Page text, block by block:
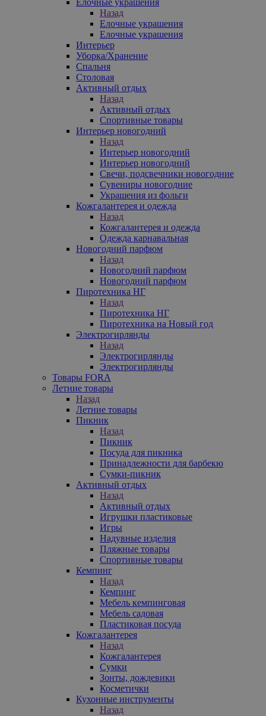
Назад
Елочные украшения
Елочные украшения
Интерьер
Уборка/Хранение
Спальня
Столовая
Активный отдых
Назад
Активный отдых
Спортивные товары
Интерьер новогодний
Назад
Интерьер новогодний
Интерьер новогодний
Свечи, подсвечники новогодние
Сувениры новогодние
Украшения из фольги
Кожгалантерея и одежда
Назад
Кожгалантерея и одежда
Одежда карнавальная
Новогодний парфюм
Назад
Новогодний парфюм
Новогодний парфюм
Пиротехника НГ
Назад
Пиротехника НГ
Пиротехника на Новый год
Электрогирлянды
Назад
Электрогирлянды
Электрогирлянды
Товары FORA
Летние товары
Назад
Летние товары
Пикник
Назад
Пикник
Посуда для пикника
Принадлежности для барбекю
Сумки-пикник
Активный отдых
Назад
Активный отдых
Игрушки пластиковые
Игры
Надувные изделия
Пляжные товары
Спортивные товары
Кемпинг
Назад
Кемпинг
Мебель кемпинговая
Мебель садовая
Пластиковая посуда
Кожгалантерея
Назад
Кожгалантерея
Сумки
Зонты, дождевики
Косметички
Кухонные инструменты
Назад